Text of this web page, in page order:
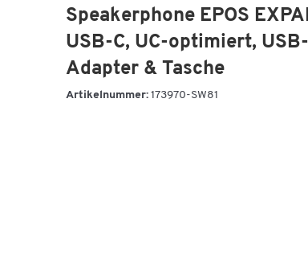
Speakerphone EPOS
USB-C, UC-optimiert,
Adapter & Tasche
Artikelnummer: 173970-SW81